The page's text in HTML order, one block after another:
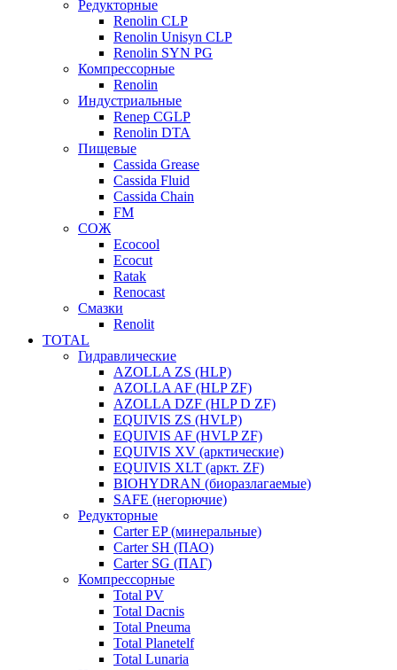
Редукторные
Renolin CLP
Renolin Unisyn CLP
Renolin SYN PG
Компрессорные
Renolin
Индустриальные
Renep CGLP
Renolin DTA
Пищевые
Cassida Grease
Cassida Fluid
Cassida Chain
FM
СОЖ
Ecocool
Ecocut
Ratak
Renocast
Смазки
Renolit
TOTAL
Гидравлические
AZOLLA ZS (HLP)
AZOLLA AF (HLP ZF)
AZOLLA DZF (HLP D ZF)
EQUIVIS ZS (HVLP)
EQUIVIS AF (HVLP ZF)
EQUIVIS XV (арктические)
EQUIVIS XLT (аркт. ZF)
BIOHYDRAN (биоразлагаемые)
SAFE (негорючие)
Редукторные
Carter EP (минеральные)
Carter SH (ПАО)
Carter SG (ПАГ)
Компрессорные
Total PV
Total Dacnis
Total Pneuma
Total Planetelf
Total Lunaria